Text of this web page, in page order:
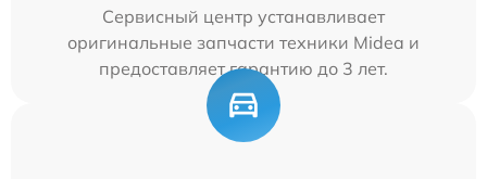
Сервисный центр устанавливает
оригинальные запчасти техники Midea и
предоставляет гарантию до 3 лет.